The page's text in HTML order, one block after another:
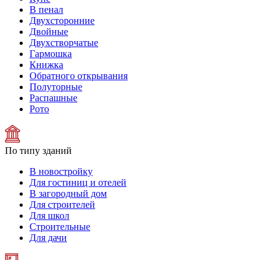
В пенал
Двухсторонние
Двойные
Двухстворчатые
Гармошка
Книжка
Обратного открывания
Полуторные
Распашные
Рото
По типу зданий
В новостройку
Для гостиниц и отелей
В загородный дом
Для строителей
Для школ
Строительные
Для дачи